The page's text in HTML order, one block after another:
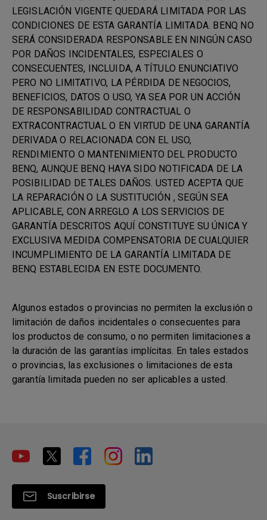
LEGISLACIÓN VIGENTE QUEDARÁ LIMITADA POR LAS
CONDICIONES DE ESTA GARANTÍA LIMITADA. BENQ NO
SERÁ CONSIDERADA RESPONSABLE EN NINGÚN CASO
POR DAÑOS INCIDENTALES, ESPECIALES O
CONSECUENTES, INCLUIDA, A TÍTULO ENUNCIATIVO
PERO NO LIMITATIVO, LA PÉRDIDA DE NEGOCIOS,
BENEFICIOS, DATOS O USO, YA SEA POR UN ACCIÓN
DE RESPONSABILIDAD CONTRACTUAL O
EXTRACONTRACTUAL O EN VIRTUD DE UNA GARANTÍA
DERIVADA O RELACIONADA CON EL USO,
RENDIMIENTO O MANTENIMIENTO DEL PRODUCTO
BENQ, AUNQUE BENQ HAYA SIDO NOTIFICADA DE LA
POSIBILIDAD DE TALES DAÑOS. USTED ACEPTA QUE
LA REPARACIÓN O LA SUSTITUCIÓN , SEGÚN SEA
APLICABLE, CON ARREGLO A LOS SERVICIOS DE
GARANTÍA DESCRITOS AQUÍ CONSTITUYE SU ÚNICA Y
EXCLUSIVA MEDIDA COMPENSATORIA DE CUALQUIER
INCUMPLIMIENTO DE LA GARANTÍA LIMITADA DE
BENQ ESTABLECIDA EN ESTE DOCUMENTO.
Algunos estados o provincias no permiten la exclusión o
limitación de daños incidentales o consecuentes para
los productos de consumo, o no permiten limitaciones a
la duración de las garantías implícitas. En tales estados
o provincias, las exclusiones o limitaciones de esta
garantía limitada pueden no ser aplicables a usted.
Suscribirse